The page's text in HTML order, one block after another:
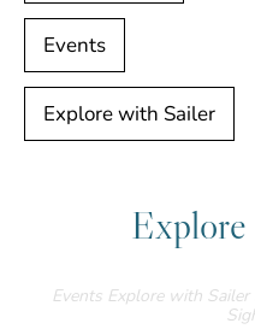
Events
Explore with Sailer
Events Explore with Sailer